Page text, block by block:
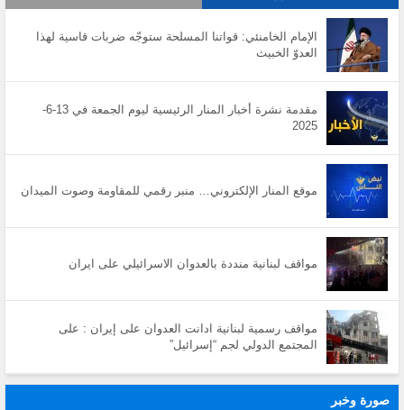
الإمام الخامنئي: قواتنا المسلحة ستوجّه ضربات قاسية لهذا
العدوّ الخبيث
مقدمة نشرة أخبار المنار الرئيسية ليوم الجمعة في 13-6-
2025
موقع المنار الإلكتروني… منبر رقمي للمقاومة وصوت الميدان
مواقف لبنانية منددة بالعدوان الاسرائيلي على ايران
مواقف رسمية لبنانية ادانت العدوان على إيران : على
المجتمع الدولي لجم “إسرائيل”
صورة وخبر